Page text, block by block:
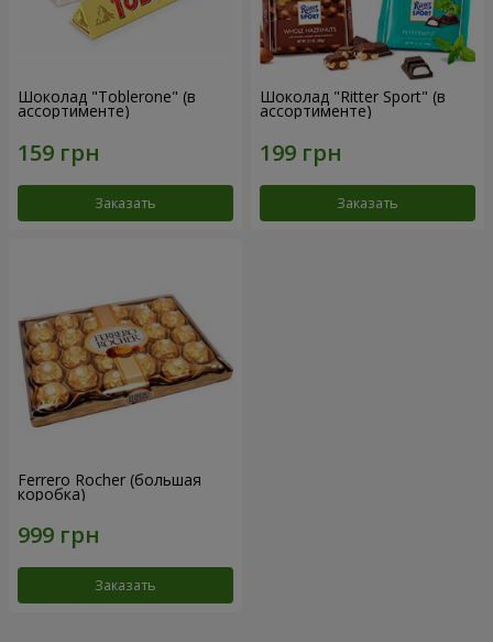
Шоколад "Toblerone" (в
ассортименте)
Заказать
Шоколад "Ritter Sport" (в
ассортименте)
Заказать
Ferrero Rocher (большая
коробка)
Заказать